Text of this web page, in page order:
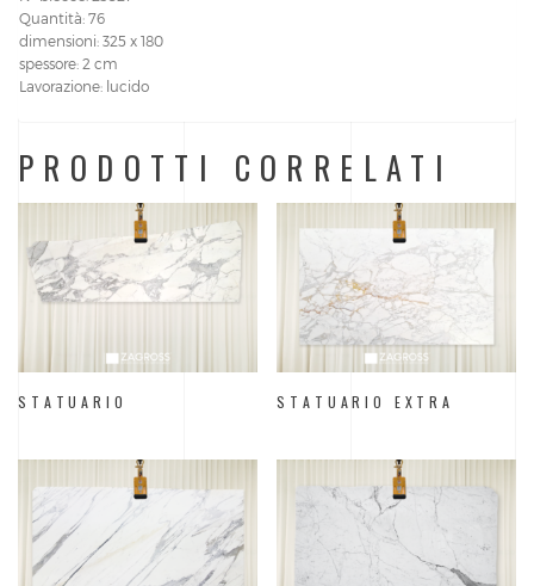
Quantità: 76
dimensioni: 325 x 180
spessore: 2 cm
Lavorazione: lucido
PRODOTTI CORRELATI
STATUARIO STATUARIO EXTRA